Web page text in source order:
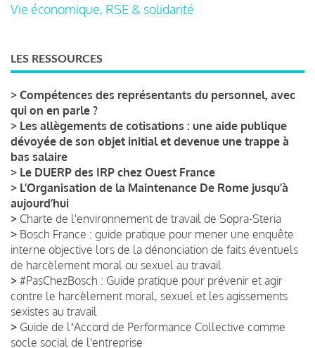
Vie économique, RSE & solidarité
LES RESSOURCES
> Compétences des représentants du personnel, avec
qui on en parle ?
> Les allègements de cotisations : une aide publique
dévoyée de son objet initial et devenue une trappe à
bas salaire
> Le DUERP des IRP chez Ouest France
> L’Organisation de la Maintenance De Rome jusqu’à
aujourd’hui
> Charte de l'environnement de travail de Sopra-Steria
> Bosch France : guide pratique pour mener une enquête
interne objective lors de la dénonciation de faits éventuels
de harcèlement moral ou sexuel au travail
> #PasChezBosch : Guide pratique pour prévenir et agir
contre le harcèlement moral, sexuel et les agissements
sexistes au travail
> Guide de lʼAccord de Performance Collective comme
socle social de l'entreprise